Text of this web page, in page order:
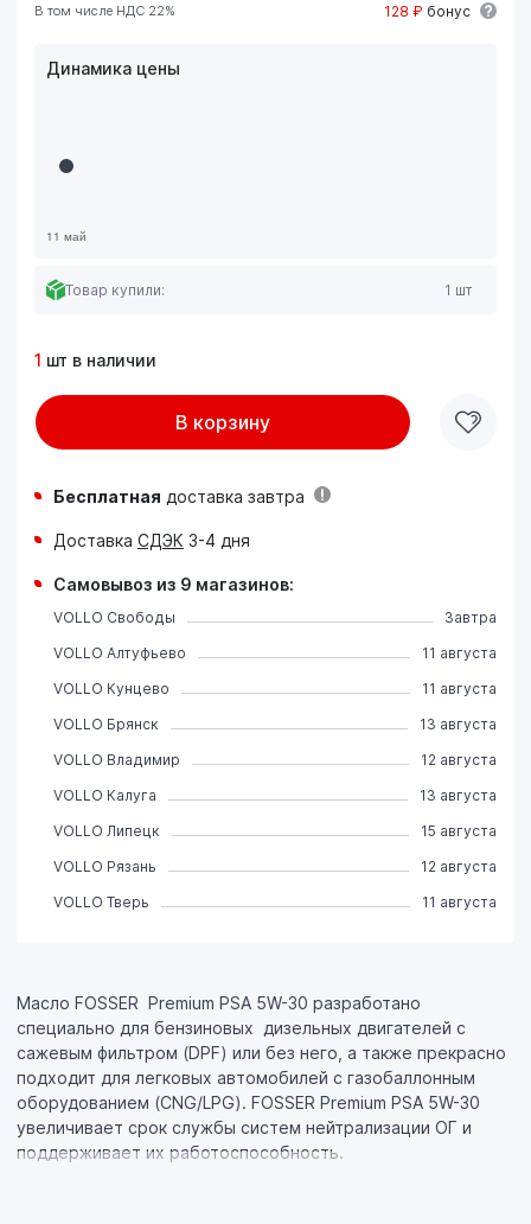
Масло FOSSER Premium PSA 5W-30 разработано
специально для бензиновых дизельных двигателей с
сажевым фильтром (DPF) или без него, а также прекрасно
подходит для легковых автомобилей с газобаллонным
оборудованием (CNG/LPG). FOSSER Premium PSA 5W-30
увеличивает срок службы систем нейтрализации ОГ и
поддерживает их работоспособность.
В том числе НДС 22% 128 ₽ бонус
Динамика цены
Товар купили: 1 шт
1 шт в наличии
В корзину
Бесплатная доставка завтра
Доставка СДЭК 3-4 дня
Самовывоз из 9 магазинов:
VOLLO Свободы
Завтра
VOLLO Алтуфьево
11 августа
VOLLO Кунцево
11 августа
VOLLO Брянск
13 августа
VOLLO Владимир
12 августа
VOLLO Калуга
13 августа
VOLLO Липецк
15 августа
VOLLO Рязань
12 августа
VOLLO Тверь
11 августа